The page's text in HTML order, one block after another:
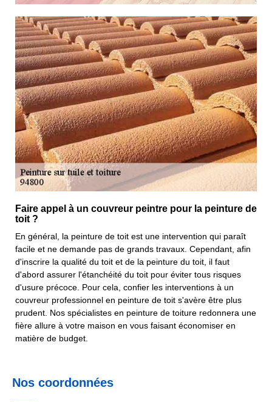
Faire appel à un couvreur peintre pour la peinture de
toit ?
En général, la peinture de toit est une intervention qui paraît
facile et ne demande pas de grands travaux. Cependant, afin
d'inscrire la qualité du toit et de la peinture du toit, il faut
d'abord assurer l'étanchéité du toit pour éviter tous risques
d'usure précoce. Pour cela, confier les interventions à un
couvreur professionnel en peinture de toit s'avère être plus
prudent. Nos spécialistes en peinture de toiture redonnera une
fière allure à votre maison en vous faisant économiser en
matière de budget.
Nos coordonnées